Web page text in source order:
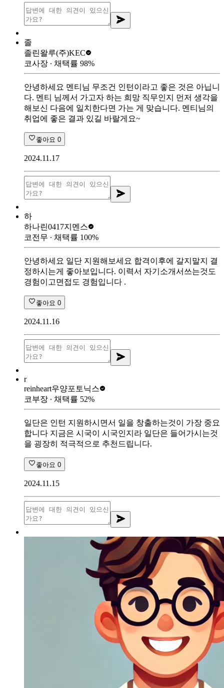
졸
졸린왈루(주)KEC
코사장 ∙ 채택률 98%
안녕하세요 멘티님 무조건 인턴이라고 좋은 것은 아닙니
다. 멘티 님께서 가고자 하는 희망 직무인지 먼저 생각을
해보신 다음에 일치한다면 가는 게 맞습니다. 멘티님의
취업에 좋은 결과 있길 바랄게요~
좋아요 0
2024.11.17
하
하나린0417지멘스
코전무 ∙ 채택률 100%
안녕하세요 일단 지원해보세요 합격이후에 갈지말지 결
정하시는게 좋아보입니다. 이력서 자기소개서쓰는것도
경험이고면접도 경험입니다 .
좋아요 0
2024.11.16
r
reinheart우양포토닉스
코부장 ∙ 채택률 52%
일단은 인턴 지원하시면서 일을 창출하는것이 가장 중요
합니다 지금은 시국이 시국인지라 일단은 들어가시는것
을 굉장히 적극적으로 추천드립니다.
좋아요 0
2024.11.15